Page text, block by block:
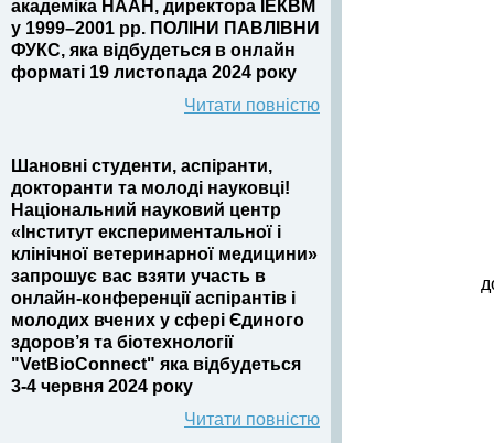
академіка НААН, директора ІЕКВМ
у 1999–2001 рр. ПОЛІНИ ПАВЛІВНИ
ФУКС, яка відбудеться в онлайн
форматі 19 листопада 2024 року
Читати повністю
Шановні студенти, аспіранти,
докторанти та молоді науковці!
Національний науковий центр
«Інститут експериментальної і
клінічної ветеринарної медицини»
запрошує вас взяти участь в
онлайн-конференції аспірантів і
молодих вчених у сфері Єдиного
здоров’я та біотехнології
"VetBioConnect" яка відбудеться
3-4 червня 2024 року
Читати повністю